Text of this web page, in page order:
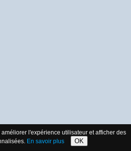
l'expérience utilisateur et afficher des
En savoir plus OK